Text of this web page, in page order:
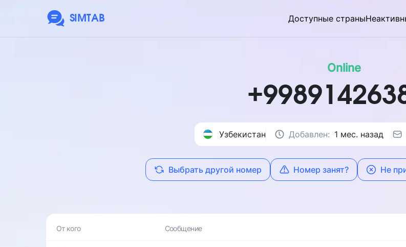
SIMTAB Доступные страны
Online
Узбекистан Добавлен: 1 мес. назад
Выбрать другой номер Номер занят? Не